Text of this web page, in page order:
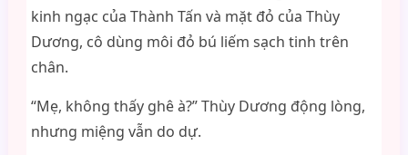
kinh ngạc của Thành Tấn và mặt đỏ của Thùy
Dương, cô dùng môi đỏ bú liếm sạch tinh trên
chân.
“Mẹ, không thấy ghê à?” Thùy Dương động lòng,
nhưng miệng vẫn do dự.